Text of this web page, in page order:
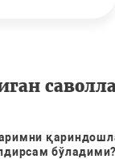
бўладими?